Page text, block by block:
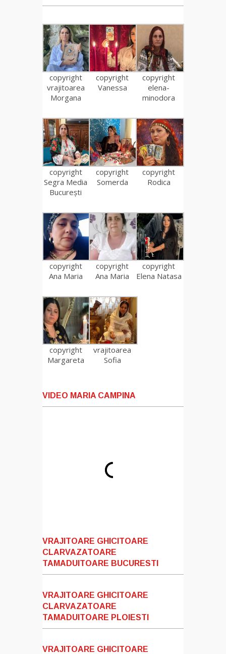
copyright
vrajitoarea
Morgana
copyright
Vanessa
copyright
elena-
minodora
copyright
Segra Media
București
copyright
Somerda
copyright
Rodica
copyright
Ana Maria
copyright
Ana Maria
copyright
Elena Natasa
copyright
Margareta
vrajitoarea
Sofia
VIDEO MARIA CAMPINA
VRAJITOARE GHICITOARE
CLARVAZATOARE
TAMADUITOARE BUCURESTI
VRAJITOARE GHICITOARE
CLARVAZATOARE
TAMADUITOARE PLOIESTI
VRAJITOARE GHICITOARE